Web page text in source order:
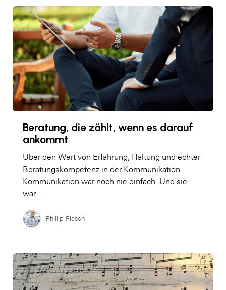
Beratung, die zählt, wenn es darauf
ankommt
Über den Wert von Erfahrung, Haltung und echter
Beratungskompetenz in der Kommunikation.
Kommunikation war noch nie einfach. Und sie
war…
Phillip Plesch